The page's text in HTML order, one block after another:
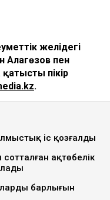
желідегі
Алагөзов пен
пікір
.
іс қозғалды
ақтөбелік
барлығын